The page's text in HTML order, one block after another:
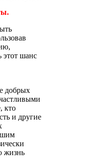
этот шанс
добрых
кто
и другие
жизнь